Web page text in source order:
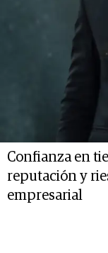
Confianza en
reputación y
empresarial